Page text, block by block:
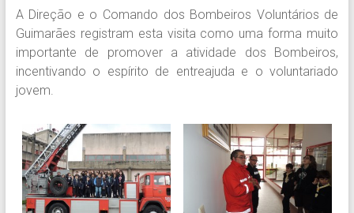
A Direção e o Comando dos Bombeiros Voluntários de
Guimarães registram esta visita como uma forma muito
importante de promover a atividade dos Bombeiros,
incentivando o espírito de entreajuda e o voluntariado
jovem.